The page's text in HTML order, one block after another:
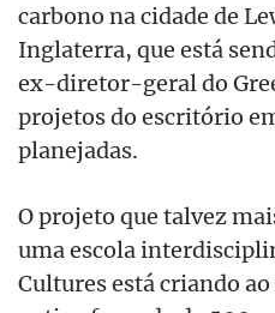
carbono na cidade de
Inglaterra, que está
ex-diretor-geral do
projetos do escritório
planejadas.
O projeto que talvez
uma escola
Cultures está criando